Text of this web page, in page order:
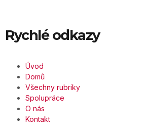
Rychlé odkazy
Úvod
Domů
Všechny rubriky
Spolupráce
O nás
Kontakt